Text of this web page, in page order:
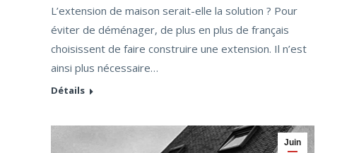
L’extension de maison serait-elle la solution ? Pour
éviter de déménager, de plus en plus de français
choisissent de faire construire une extension. Il n’est
ainsi plus nécessaire…
Détails
Juin